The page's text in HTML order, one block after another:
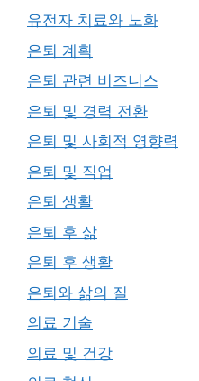
유전자 치료와 노화
은퇴 계획
은퇴 관련 비즈니스
은퇴 및 경력 전환
은퇴 및 사회적 영향력
은퇴 및 직업
은퇴 생활
은퇴 후 삶
은퇴 후 생활
은퇴와 삶의 질
의료 기술
의료 및 건강